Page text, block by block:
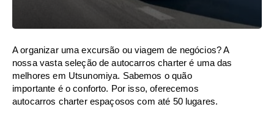
A organizar uma excursão ou viagem de negócios? A
nossa vasta seleção de autocarros charter é uma das
melhores em Utsunomiya. Sabemos o quão
importante é o conforto. Por isso, oferecemos
autocarros charter espaçosos com até 50 lugares.